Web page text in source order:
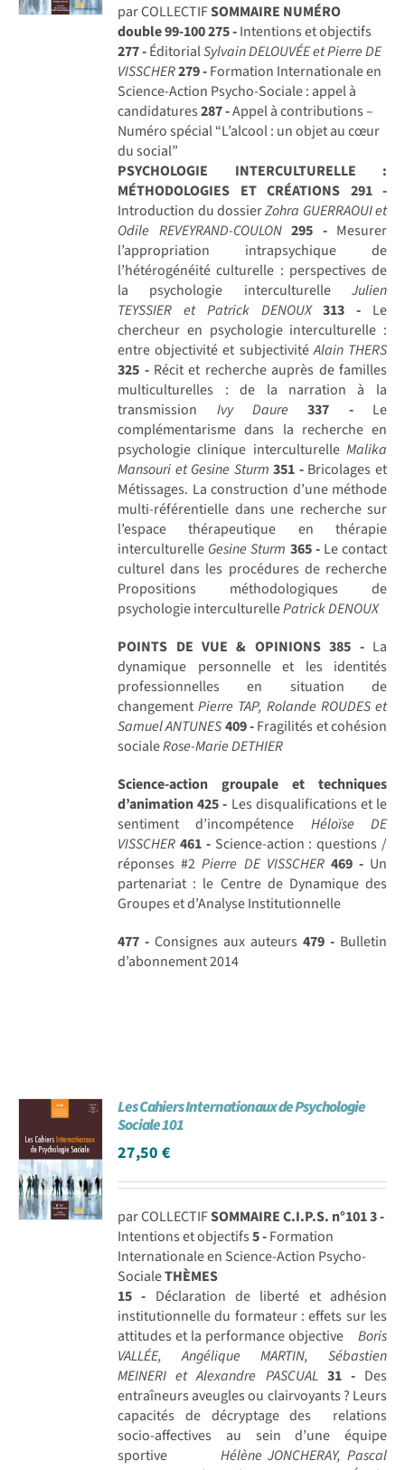
par COLLECTIFSOMMAIRE NUMÉRO
double 99-100275 -Intentions et objectifs
277 -ÉditorialSylvain DELOUVÉE et Pierre DE
VISSCHER279 -Formation Internationale en
Science-Action Psycho-Sociale : appel à
candidatures287 -Appel à contributions –
Numéro spécial “L’alcool : un objet au cœur
du social”
PSYCHOLOGIE INTERCULTURELLE :
MÉTHODOLOGIES ET CRÉATIONS 291 -
Introduction du dossierZohra GUERRAOUI et
Odile REVEYRAND-COULON 295 -Mesurer
l’appropriation intrapsychique de
l’hétérogénéité culturelle : perspectives de
la psychologie interculturelle Julien
TEYSSIER et Patrick DENOUX 313 - Le
chercheur en psychologie interculturelle :
entre objectivité et subjectivitéAlain THERS
325 -Récit et recherche auprès de familles
multiculturelles : de la narration à la
transmission Ivy Daure 337 -Le
complémentarisme dans la recherche en
psychologie clinique interculturelle Malika
Mansouri et Gesine Sturm 351 -Bricolages et
Métissages. La construction d’une méthode
multi-référentielle dans une recherche sur
l’espace thérapeutique en thérapie
interculturelle Gesine Sturm 365 -Le contact
culturel dans les procédures de recherche
Propositions méthodologiques de
psychologie interculturellePatrick DENOUX
POINTS DE VUE & OPINIONS 385 -La
dynamique personnelle et les identités
professionnelles en situation de
changementPierre TAP, Rolande ROUDES et
Samuel ANTUNES409 -Fragilités et cohésion
socialeRose-Marie DETHIER
Science-action groupale et techniques
d’animation425 - Les disqualifications et le
sentiment d’incompétence Héloïse DE
VISSCHER 461 -Science-action : questions /
réponses #2Pierre DE VISSCHER 469 -Un
partenariat : le Centre de Dynamique des
Groupes et d’Analyse Institutionnelle
477 - Consignes aux auteurs479 - Bulletin
d’abonnement 2014
Les Cahiers Internationaux de Psychologie
Sociale 101
27,50€
par COLLECTIFSOMMAIRE C.I.P.S. n°1013 -
Intentions et objectifs5 -Formation
Internationale en Science-Action Psycho-
SocialeTHÈMES
15 - Déclaration de liberté et adhésion
institutionnelle du formateur : effets sur les
attitudes et la performance objective
Boris
VALLÉE, Angélique MARTIN, Sébastien
MEINERI et Alexandre PASCUAL 31 -Des
entraîneurs aveugles ou clairvoyants ? Leurs
capacités de décryptage des relations
socio-affectives au sein d’une équipe
sportive
Hélène JONCHERAY, Pascal